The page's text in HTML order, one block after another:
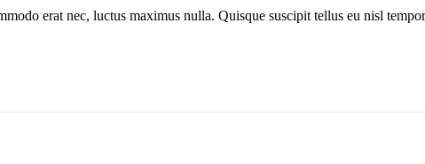
erat nec, luctus maximus nulla. Quisque suscipit tellus eu nisl